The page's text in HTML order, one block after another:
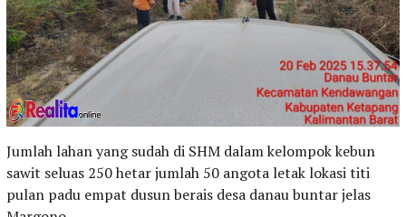
Jumlah lahan yang sudah di SHM dalam kelompok kebun
sawit seluas 250 hetar jumlah 50 angota letak lokasi titi
pulan padu empat dusun berais desa danau buntar jelas